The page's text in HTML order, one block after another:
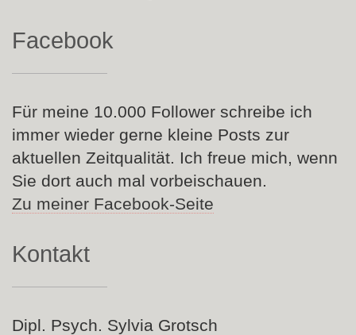
Facebook
Für meine 10.000 Follower schreibe ich
immer wieder gerne kleine Posts zur
aktuellen Zeitqualität. Ich freue mich, wenn
Sie dort auch mal vorbeischauen.
Zu meiner Facebook-Seite
Kontakt
Dipl. Psych. Sylvia Grotsch